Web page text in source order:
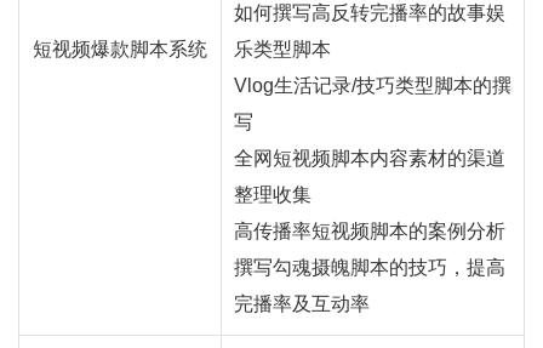
短视频爆款脚本系统
如何撰写高反转完播率的故事娱
乐类型脚本
Vlog生活记录/技巧类型脚本的撰
写
全网短视频脚本内容素材的渠道
整理收集
高传播率短视频脚本的案例分析
撰写勾魂摄魄脚本的技巧，提高
完播率及互动率